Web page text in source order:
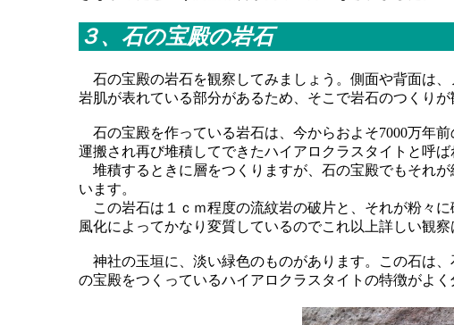
３、石の宝殿の岩石
石の宝殿の岩石を観察してみましょう。側面や背面は
岩肌が表れている部分があるため、そこで岩石のつくりが
石の宝殿を作っている岩石は、今からおよそ7000万年
運搬され再び堆積してできたハイアロクラスタイトと呼ば
堆積するときに層をつくりますが、石の宝殿でもそれ
います。
この岩石は１ｃｍ程度の流紋岩の破片と、それが粉々
風化によってかなり変質しているのでこれ以上詳しい観察
神社の玉垣に、淡い緑色のものがあります。この石は
の宝殿をつくっているハイアロクラスタイトの特徴がよく